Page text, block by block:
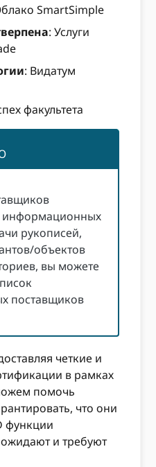
SmartSimple
: Услуги
: Видатум
факультета
информационных
рукописей,
объектов
вы можете
поставщиков
четкие и
в рамках
помочь
что они
функции
и требуют